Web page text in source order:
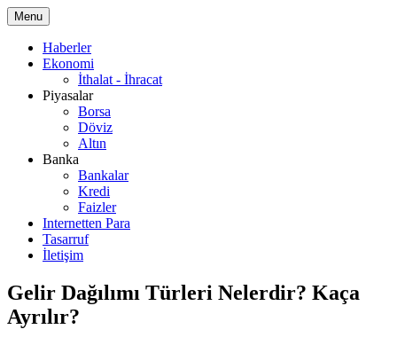
Menu
Haberler
Ekonomi
İthalat - İhracat
Piyasalar
Borsa
Döviz
Altın
Banka
Bankalar
Kredi
Faizler
Internetten Para
Tasarruf
İletişim
Gelir Dağılımı Türleri Nelerdir? Kaça
Ayrılır?